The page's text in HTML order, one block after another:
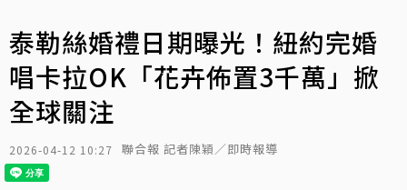
泰勒絲婚禮日期曝光！紐約完婚
唱卡拉OK「花卉佈置3千萬」掀
全球關注
2026-04-12 10:27 聯合報 記者陳穎／即時報導